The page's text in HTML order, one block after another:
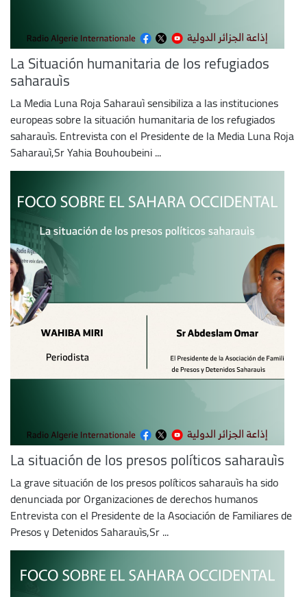
La Situación humanitaria de los refugiados
saharauìs
La Media Luna Roja Saharauì sensibiliza a las instituciones
europeas sobre la situación humanitaria de los refugiados
saharauìs. Entrevista con el Presidente de la Media Luna Roja
Saharauì,Sr Yahia Bouhoubeini ...
La situación de los presos políticos saharauìs
La grave situación de los presos políticos saharauìs ha sido
denunciada por Organizaciones de derechos humanos
Entrevista con el Presidente de la Asociación de Familiares de
Presos y Detenidos Saharauìs,Sr ...